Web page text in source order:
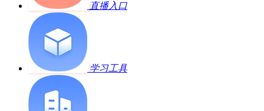
直播入口
学习工具